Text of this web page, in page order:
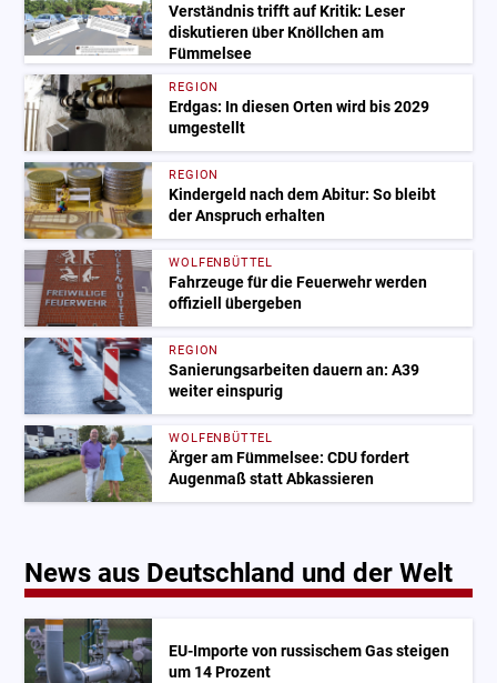
Verständnis trifft auf Kritik: Leser
diskutieren über Knöllchen am
Fümmelsee
REGION
Erdgas: In diesen Orten wird bis 2029
umgestellt
REGION
Kindergeld nach dem Abitur: So bleibt
der Anspruch erhalten
WOLFENBÜTTEL
Fahrzeuge für die Feuerwehr werden
offiziell übergeben
REGION
Sanierungsarbeiten dauern an: A39
weiter einspurig
WOLFENBÜTTEL
Ärger am Fümmelsee: CDU fordert
Augenmaß statt Abkassieren
News aus Deutschland und der Welt
EU-Importe von russischem Gas steigen
um 14 Prozent